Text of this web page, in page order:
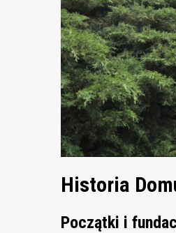
Historia
Początki i